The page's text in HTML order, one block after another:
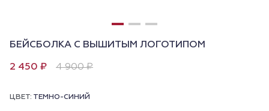
БЕЙСБОЛКА С ВЫШИТЫМ ЛОГОТИПОМ
2 450 ₽ 4 900 ₽
ЦВЕТ: ТЕМНО-СИНИЙ